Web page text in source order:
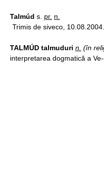
Talmúd s. pr. n.
Trimis de siveco,
TALMÚD talmuduri n. (în
interpretarea dogmatică a